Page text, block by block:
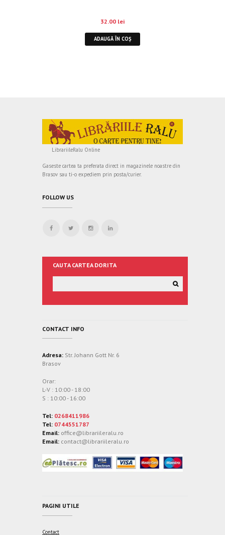
32.00 lei
ADAUGĂ ÎN COȘ
LibrariileRalu Online
Gaseste cartea ta preferata direct in magazinele noastre din
Brasov sau ti-o expediem prin posta/curier.
FOLLOW US
CAUTA CARTEA DORITA
CONTACT INFO
Adresa: Str. Johann Gott Nr. 6
Brasov
Orar:
L-V : 10:00 - 18:00
S : 10:00 - 16:00
Tel: 0268411986
Tel: 0744551787
Email: office@librariileralu.ro
Email: contact@librariileralu.ro
PAGINI UTILE
Contact